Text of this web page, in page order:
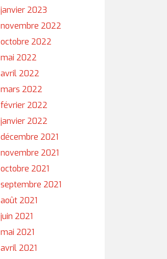
janvier 2023
novembre 2022
octobre 2022
mai 2022
avril 2022
mars 2022
février 2022
janvier 2022
décembre 2021
novembre 2021
octobre 2021
septembre 2021
août 2021
juin 2021
mai 2021
avril 2021